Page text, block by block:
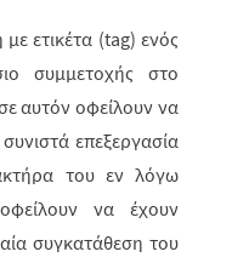
ετικέτα (tag) ενός
συμμετοχής στο
αυτόν οφείλουν να
επεξεργασία
του εν λόγω
να έχουν
συγκατάθεση του